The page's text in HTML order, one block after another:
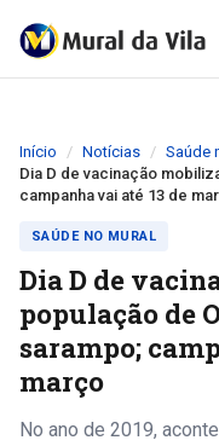
Início Notícias
Saúde
Dia D de vacinação
campanha vai até 13 de
SAÚDE NO MURAL
Dia D de
população de
sarampo;
março
No ano de 2019,